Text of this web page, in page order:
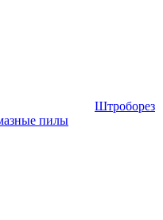
Штроборез
пилы